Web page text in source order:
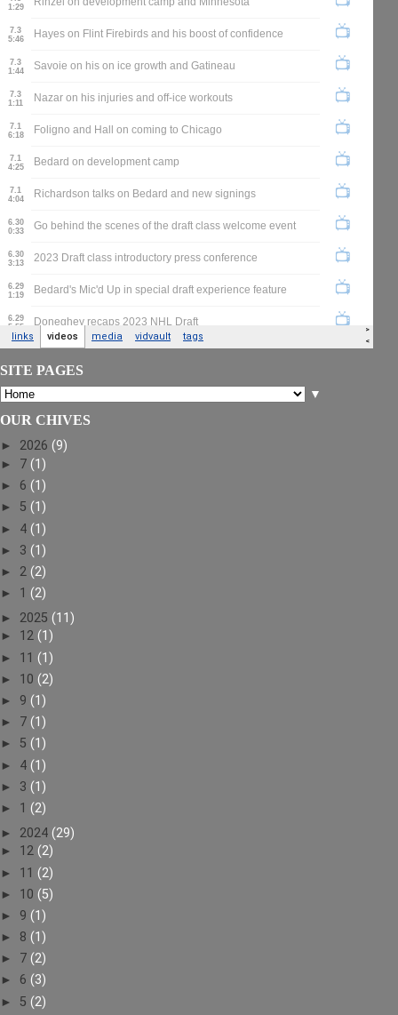
SITE PAGES
▼
OUR CHIVES
► 2026 (9)
► 7 (1)
► 6 (1)
► 5 (1)
► 4 (1)
► 3 (1)
► 2 (2)
► 1 (2)
► 2025 (11)
► 12 (1)
► 11 (1)
► 10 (2)
► 9 (1)
► 7 (1)
► 5 (1)
► 4 (1)
► 3 (1)
► 1 (2)
► 2024 (29)
► 12 (2)
► 11 (2)
► 10 (5)
► 9 (1)
► 8 (1)
► 7 (2)
► 6 (3)
► 5 (2)